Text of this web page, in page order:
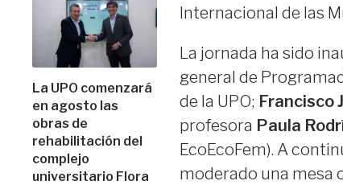
La UPO comenzará
en agosto las
obras de
rehabilitación del
complejo
universitario Flora
Internacional de las
La jornada ha sido
general de
de la UPO; Francisco
profesora Paula
EcoEcoFem). A
moderado una mesa